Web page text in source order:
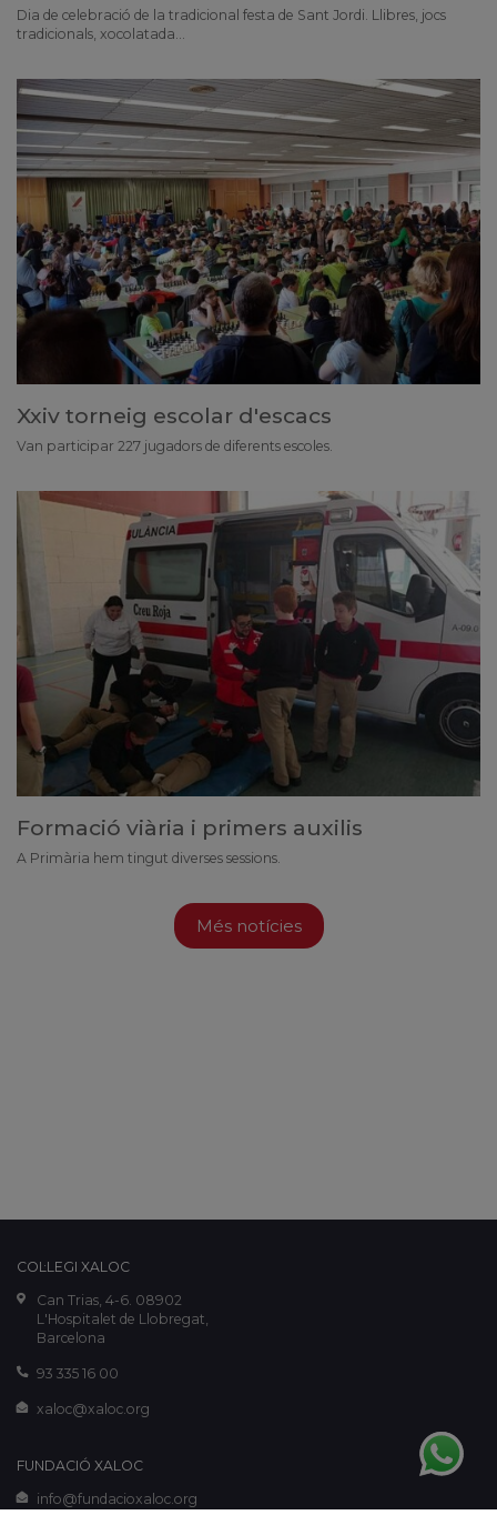
Dia de celebració de la tradicional festa de Sant Jordi. Llibres, jocs
tradicionals, xocolatada...
Xxiv torneig escolar d'escacs
Van participar 227 jugadors de diferents escoles.
Formació viària i primers auxilis
A Primària hem tingut diverses sessions.
Més notícies
COL·LEGI XALOC
Can Trias, 4-6. 08902
L'Hospitalet de Llobregat,
Barcelona
93 335 16 00
xaloc@xaloc.org
FUNDACIÓ XALOC
info@fundacioxaloc.org